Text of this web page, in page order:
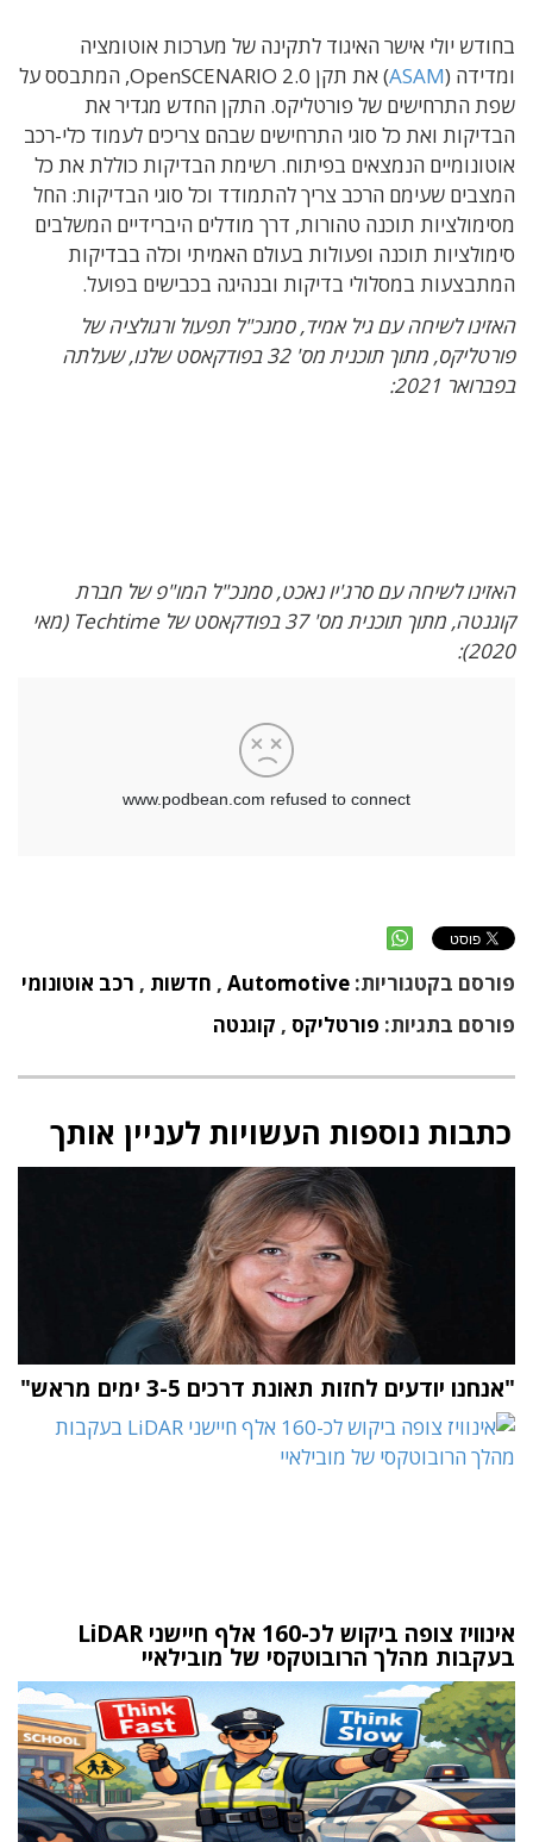
בחודש יולי אישר האיגוד לתקינה של מערכות אוטומציה
ומדידה (ASAM
) את תקן OpenSCENARIO 2.0, המתבסס על
שפת התרחישים של פורטליקס. התקן החדש מגדיר את
הבדיקות ואת כל סוגי התרחישים שבהם צריכים לעמוד כלי-רכב
אוטונומיים הנמצאים בפיתוח. רשימת הבדיקות כוללת את כל
המצבים שעימם הרכב צריך להתמודד וכל סוגי הבדיקות: החל
מסימולציות תוכנה טהורות, דרך מודלים היברידיים המשלבים
סימולציות תוכנה ופעולות בעולם האמיתי וכלה בבדיקות
המתבצעות במסלולי בדיקות ובנהיגה בכבישים בפועל.
האזינו לשיחה עם גיל אמיד, סמנכ"ל תפעול ורגולציה של
פורטליקס, מתוך תוכנית מס' 32 בפודקאסט שלנו, שעלתה
בפברואר 2021:
האזינו לשיחה עם סרג'יו נאכט, סמנכ"ל המו"פ של חברת
קוגנטה, מתוך תוכנית מס' 37 בפודקאסט של Techtime (מאי
2020):
פורסם בקטגוריות: Automotive
, חדשות , רכב אוטונומי
פורסם בתגיות: פורטליקס , קוגנטה
כתבות נוספות העשויות לעניין אותך
"אנחנו יודעים לחזות תאונת דרכים 3-5 ימים מראש"
אינוויז צופה ביקוש לכ-160 אלף חיישני LiDAR
בעקבות מהלך הרובוטקסי של מובילאיי